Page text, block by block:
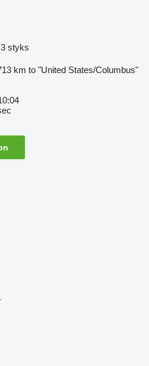
styks
km to "United States/Columbus"